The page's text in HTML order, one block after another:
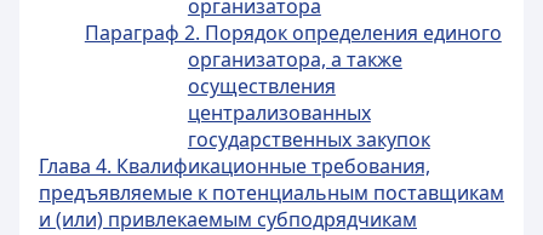
организатора
Параграф 2. Порядок определения единого
организатора, а также
осуществления
централизованных
государственных закупок
Глава 4. Квалификационные требования,
предъявляемые к потенциальным поставщикам
и (или) привлекаемым субподрядчикам